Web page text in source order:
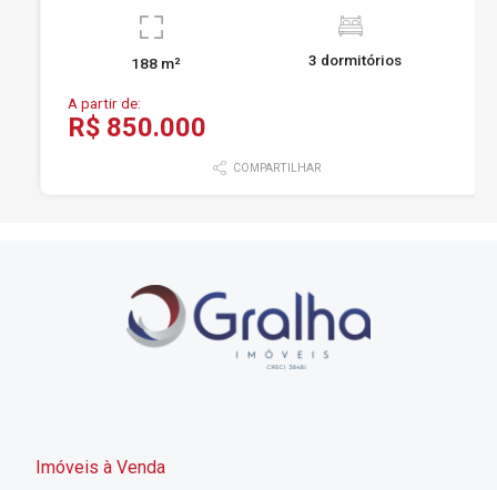
188 m² 3 dormitórios
A partir de:
R$ 850.000
COMPARTILHAR
Imóveis à Venda